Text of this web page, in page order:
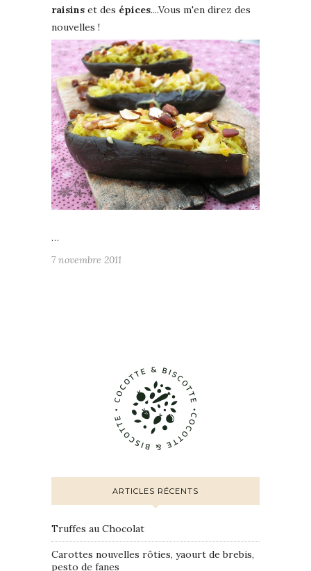
raisins et des épices....Vous m'en direz des
nouvelles !
…
7 novembre 2011
ARTICLES RÉCENTS
Truffes au Chocolat
Carottes nouvelles rôties, yaourt de brebis,
pesto de fanes